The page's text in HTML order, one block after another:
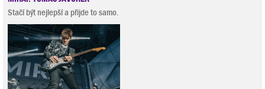
Stačí být nejlepší a přijde to samo.